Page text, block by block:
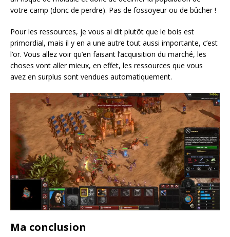
votre camp (donc de perdre). Pas de fossoyeur ou de bûcher !
Pour les ressources, je vous ai dit plutôt que le bois est
primordial, mais il y en a une autre tout aussi importante, c’est
l’or. Vous allez voir qu’en faisant l’acquisition du marché, les
choses vont aller mieux, en effet, les ressources que vous
avez en surplus sont vendues automatiquement.
Ma conclusion